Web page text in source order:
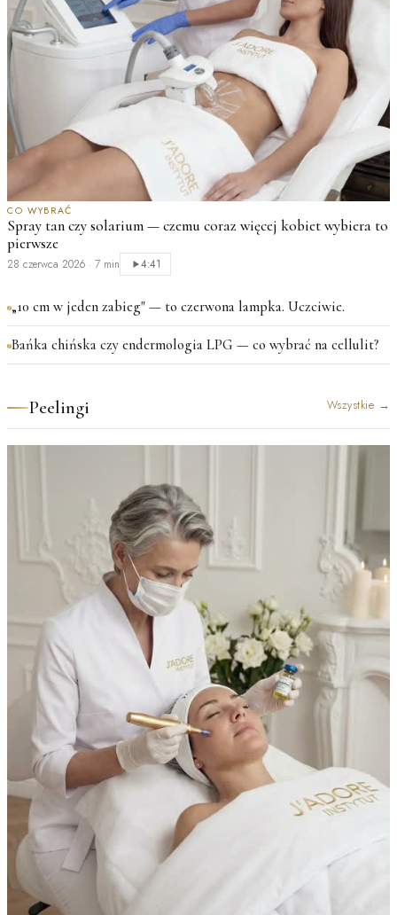
CO WYBRAĆ
Spray tan czy solarium — czemu coraz więcej kobiet wybiera to
pierwsze
28 czerwca 2026 · 7 min 4:41
„10 cm w jeden zabieg" — to czerwona lampka. Uczciwie.
Bańka chińska czy endermologia LPG — co wybrać na cellulit?
Peelingi Wszystkie →